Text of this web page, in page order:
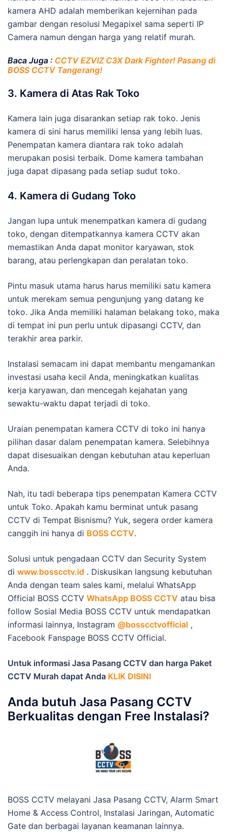
kamera AHD adalah memberikan kejernihan pada
gambar dengan resolusi Megapixel sama seperti IP
Camera namun dengan harga yang relatif murah.
Baca Juga : CCTV EZVIZ C3X Dark Fighter! Pasang di
BOSS CCTV Tangerang!
3. Kamera di Atas Rak Toko
Kamera lain juga disarankan setiap rak toko. Jenis
kamera di sini harus memiliki lensa yang lebih luas.
Penempatan kamera diantara rak toko adalah
merupakan posisi terbaik. Dome kamera tambahan
juga dapat dipasang pada setiap sudut toko.
4. Kamera di Gudang Toko
Jangan lupa untuk menempatkan kamera di gudang
toko, dengan ditempatkannya kamera CCTV akan
memastikan Anda dapat monitor karyawan, stok
barang, atau perlengkapan dan peralatan toko.
Pintu masuk utama harus harus memiliki satu kamera
untuk merekam semua pengunjung yang datang ke
toko. Jika Anda memiliki halaman belakang toko, maka
di tempat ini pun perlu untuk dipasangi CCTV, dan
terakhir area parkir.
Instalasi semacam ini dapat membantu mengamankan
investasi usaha kecil Anda, meningkatkan kualitas
kerja karyawan, dan mencegah kejahatan yang
sewaktu-waktu dapat terjadi di toko.
Uraian penempatan kamera CCTV di toko ini hanya
pilihan dasar dalam penempatan kamera. Selebihnya
dapat disesuaikan dengan kebutuhan atau keperluan
Anda.
Nah, itu tadi beberapa tips penempatan Kamera CCTV
untuk Toko. Apakah kamu berminat untuk pasang
CCTV di Tempat Bisnismu? Yuk, segera order kamera
canggih ini hanya di BOSS CCTV.
Solusi untuk pengadaan CCTV dan Security System
di www.bosscctv.id . Diskusikan langsung kebutuhan
Anda dengan team sales kami, melalui WhatsApp
Official BOSS CCTV WhatsApp BOSS CCTV atau bisa
follow Sosial Media BOSS CCTV untuk mendapatkan
informasi lainnya, Instagram @bosscctvofficial ,
Facebook Fanspage BOSS CCTV Official.
Untuk informasi Jasa Pasang CCTV dan harga Paket
CCTV Murah dapat Anda KLIK DISINI
Anda butuh Jasa Pasang CCTV
Berkualitas dengan Free Instalasi?
BOSS CCTV melayani Jasa Pasang CCTV, Alarm Smart
Home & Access Control, Instalasi Jaringan, Automatic
Gate dan berbagai layanan keamanan lainnya.